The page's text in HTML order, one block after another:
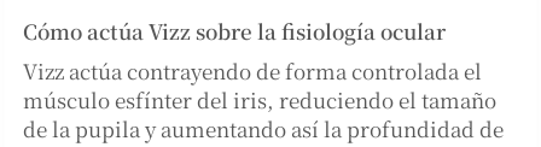
Cómo actúa Vizz sobre la fisiología ocular
Vizz actúa contrayendo de forma controlada el
músculo esfínter del iris, reduciendo el tamaño
de la pupila y aumentando así la profundidad de